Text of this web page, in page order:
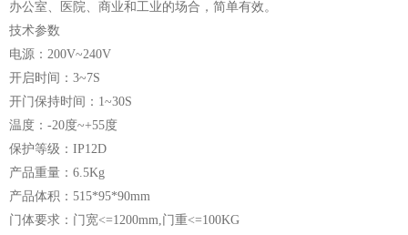
办公室、医院、商业和工业的场合，简单有效。
技术参数
电源：200V~240V
开启时间：3~7S
开门保持时间：1~30S
温度：-20度~+55度
保护等级：IP12D
产品重量：6.5Kg
产品体积：515*95*90mm
门体要求：门宽<=1200mm,门重<=100KG